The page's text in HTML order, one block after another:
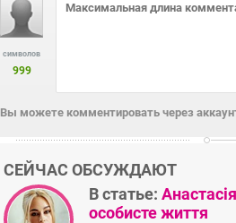
символов
999
Вы можете комментировать через
СЕЙЧАС ОБСУЖДАЮТ
В статье:
особисте життя